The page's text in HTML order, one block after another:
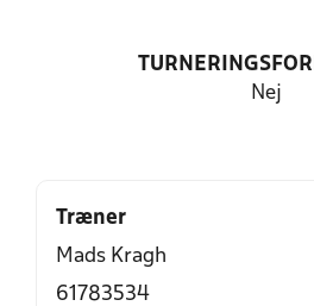
Nej
Træner
Mads Kragh
61783534